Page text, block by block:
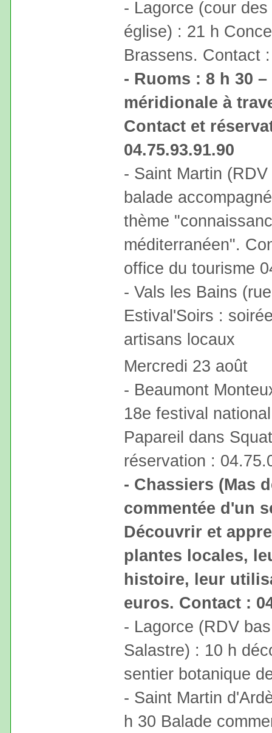
- Lagorce (cour
église) : 21 h
Brassens. Contact
- Ruoms : 8 h 30
méridionale à
Contact et
04.75.93.91.90
- Saint Martin
balade
thème
méditerranéen".
office du tourisme
- Vals les Bains
Estival'Soirs :
artisans locaux
Mercredi 23 août
- Beaumont
18e festival
Papareil dans
réservation :
- Chassiers (Mas
commentée d'un
Découvrir et
plantes locales,
histoire, leur
euros. Contact :
- Lagorce (RDV
Salastre) : 10 h
sentier botanique
- Saint Martin
h 30 Balade